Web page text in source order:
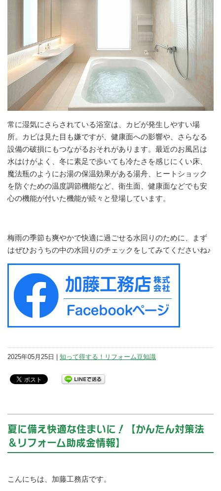
常に湿気にさらされている浴室は、カビが発生しやすい場
所。カビは見た目も嫌ですが、健康面への影響や、さらなる
設備の破損にもつながるおそれがあります。最近のお風呂は
水はけがよく、冬に素足で歩いても冷たさを感じにくい床、
魔法瓶のようにお湯の保温効果がある湯舟、ヒートショック
を防ぐための温度調節機能など、衛生面、健康面などでも安
心の機能が付いた機能が続々と登場しています。
梅雨の季節も爽やかで快適に過ごせる水回りのために、まず
はぜひおうちの中の水回りのチェックをしてみてくださいね♪
2025年05月25日 | 知って得する！リフォーム豆知識
夏に備え快適な住まいに！【かんたん対策法
＆リフォーム助成金情報】
こんにちは、加藤工務店です。